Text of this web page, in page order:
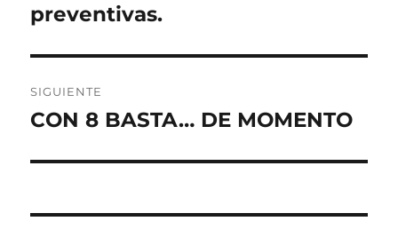
entradas
anterior:
preventivas.
SIGUIENTE
Entrada
CON 8 BASTA… DE MOMENTO